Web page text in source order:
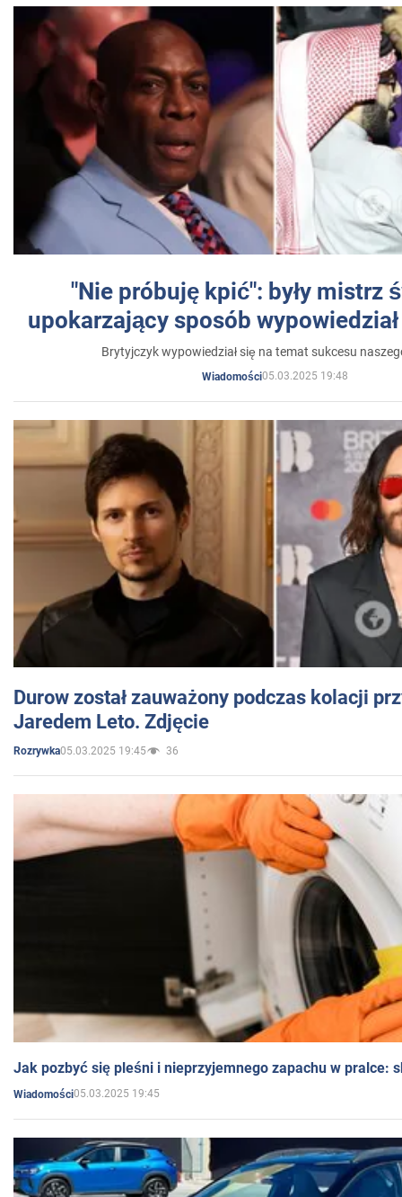
"Nie próbuję kpić": były mistrz
upokarzający sposób
Brytyjczyk wypowiedział się na temat sukcesu
Wiadomości05.03.2025 19:48
Durow został zauważony podczas kolacji
Jaredem Leto. Zdjęcie
Rozrywka05.03.2025 19:45 36
Jak pozbyć się pleśni i nieprzyjemnego zapachu w pralce:
Wiadomości05.03.2025 19:45